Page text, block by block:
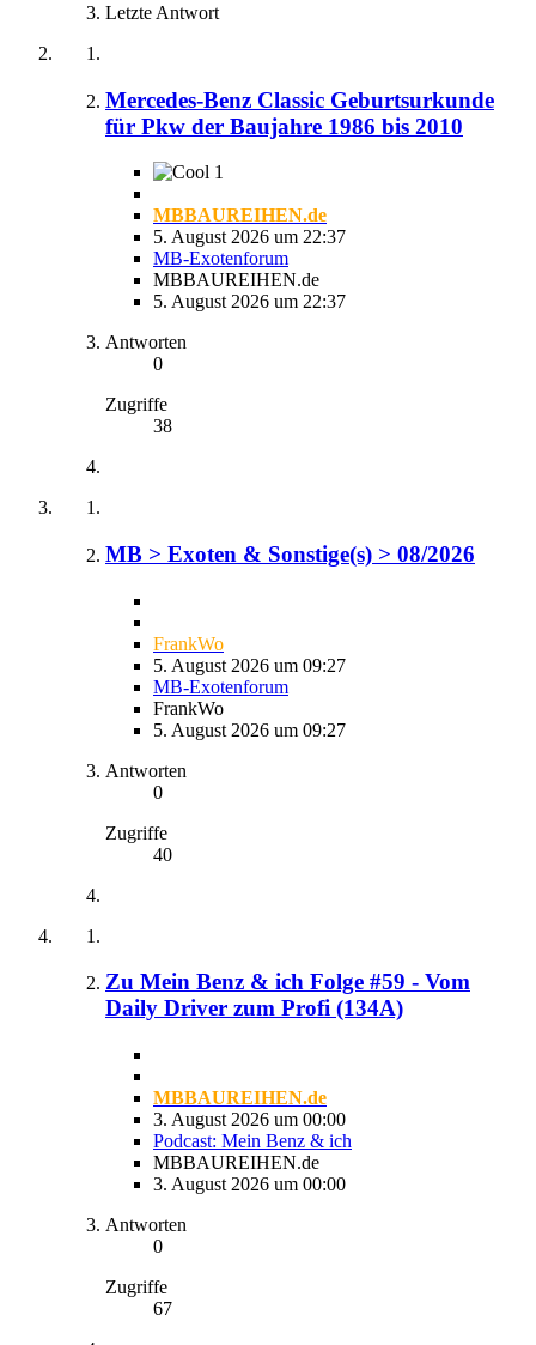
Letzte Antwort
Mercedes-Benz Classic Geburtsurkunde
für Pkw der Baujahre 1986 bis 2010
1
MBBAUREIHEN.de
5. August 2026 um 22:37
MB-Exotenforum
MBBAUREIHEN.de
5. August 2026 um 22:37
Antworten
0
Zugriffe
38
MB > Exoten & Sonstige(s) > 08/2026
FrankWo
5. August 2026 um 09:27
MB-Exotenforum
FrankWo
5. August 2026 um 09:27
Antworten
0
Zugriffe
40
Zu Mein Benz & ich Folge #59 - Vom
Daily Driver zum Profi (134A)
MBBAUREIHEN.de
3. August 2026 um 00:00
Podcast: Mein Benz & ich
MBBAUREIHEN.de
3. August 2026 um 00:00
Antworten
0
Zugriffe
67